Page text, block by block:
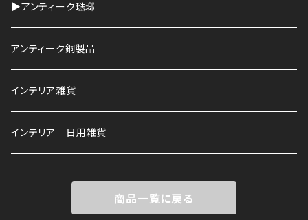
▶︎アンティーク琺瑯
アンティーク銅製品
インテリア雑貨
インテリア 日用雑貨
商品一覧に戻る